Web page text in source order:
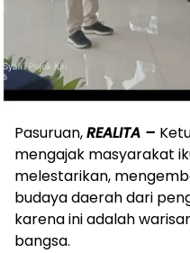
Pasuruan,REALITA –
mengajak masyarakat
melestarikan,
budaya daerah dari
karena ini adalah
bangsa.